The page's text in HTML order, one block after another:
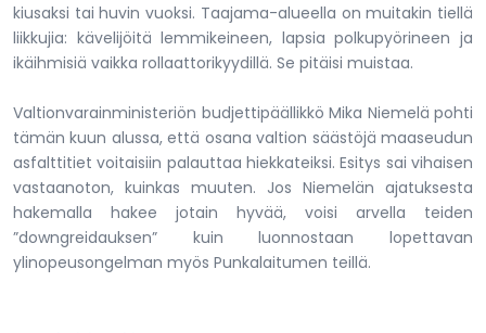
kiusaksi tai huvin vuoksi. Taajama-alueella on muitakin tiellä
liikkujia: kävelijöitä lemmikeineen, lapsia polkupyörineen ja
ikäihmisiä vaikka rollaattorikyydillä. Se pitäisi muistaa.
Valtionvarainministeriön budjettipäällikkö Mika Niemelä pohti
tämän kuun alussa, että osana valtion säästöjä maaseudun
asfalttitiet voitaisiin palauttaa hiekkateiksi. Esitys sai vihaisen
vastaanoton, kuinkas muuten. Jos Niemelän ajatuksesta
hakemalla hakee jotain hyvää, voisi arvella teiden
”downgreidauksen” kuin luonnostaan lopettavan
ylinopeusongelman myös Punkalaitumen teillä.